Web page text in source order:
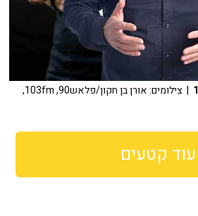
| צילומים: אורן בן חקון/פלאש90, 103fm,
עוד קטעים